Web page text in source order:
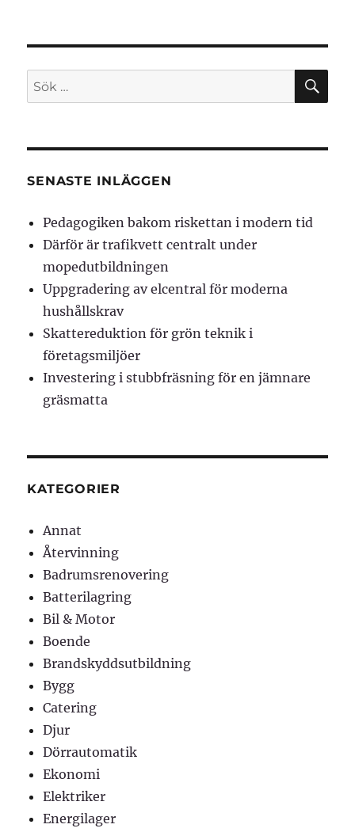
Sök
efter:
SENASTE INLÄGGEN
Pedagogiken bakom riskettan i modern tid
Därför är trafikvett centralt under
mopedutbildningen
Uppgradering av elcentral för moderna
hushållskrav
Skattereduktion för grön teknik i
företagsmiljöer
Investering i stubbfräsning för en jämnare
gräsmatta
KATEGORIER
Annat
Återvinning
Badrumsrenovering
Batterilagring
Bil & Motor
Boende
Brandskyddsutbildning
Bygg
Catering
Djur
Dörrautomatik
Ekonomi
Elektriker
Energilager